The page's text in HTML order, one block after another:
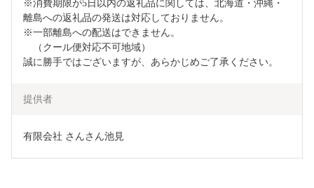
※消費期限が5日以内の返礼品に関しては、北海道・沖縄・
離島への返礼品の発送は対応しておりません。
※一部離島への配送はできません。
（クール便対応不可地域）
誠に勝手ではございますが、あらかじめご了承ください。
提供者
有限会社 さんさん池見